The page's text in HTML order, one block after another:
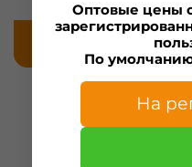
Графит
Оптовые цены
По
На